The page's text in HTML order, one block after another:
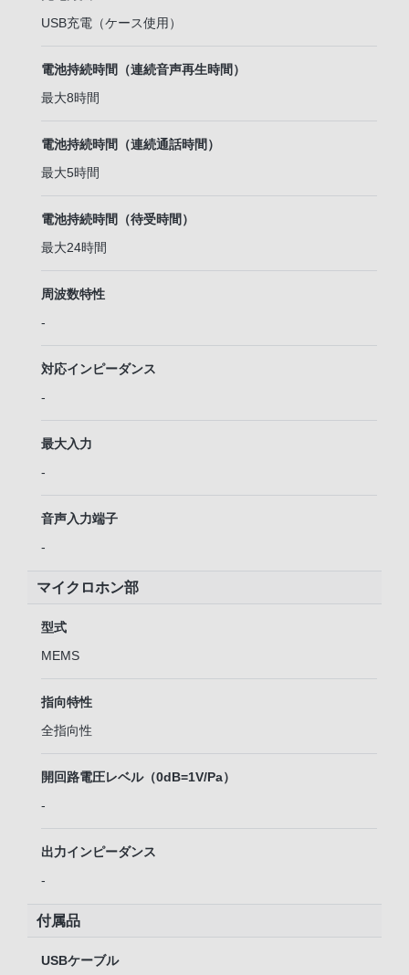
USB充電（ケース使用）
電池持続時間（連続音声再生時間）
最大8時間
電池持続時間（連続通話時間）
最大5時間
電池持続時間（待受時間）
最大24時間
周波数特性
-
対応インピーダンス
-
最大入力
-
音声入力端子
-
マイクロホン部
型式
MEMS
指向特性
全指向性
開回路電圧レベル（0dB=1V/Pa）
-
出力インピーダンス
-
付属品
USBケーブル